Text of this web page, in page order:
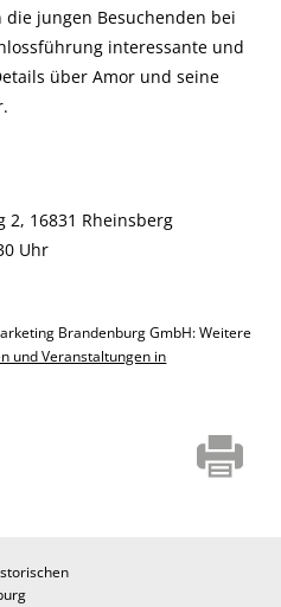
die jungen Besuchenden bei
interessante und
über Amor und seine
2, 16831 Rheinsberg
Uhr
Brandenburg GmbH: Weitere
und Veranstaltungen in